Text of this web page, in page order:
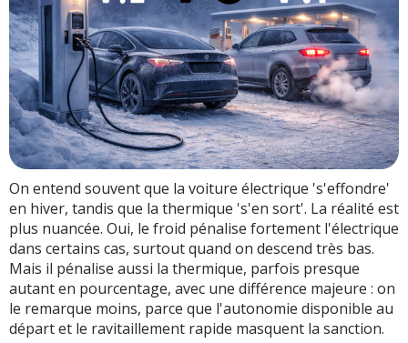
On entend souvent que la voiture électrique 's'effondre'
en hiver, tandis que la thermique 's'en sort'. La réalité est
plus nuancée. Oui, le froid pénalise fortement l'électrique
dans certains cas, surtout quand on descend très bas.
Mais il pénalise aussi la thermique, parfois presque
autant en pourcentage, avec une différence majeure : on
le remarque moins, parce que l'autonomie disponible au
départ et le ravitaillement rapide masquent la sanction.